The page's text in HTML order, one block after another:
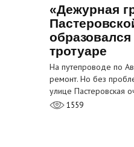
«Дежурная
тротуаре
На путепроводе по
ремонт. Но без
улице Пастеровская
1559